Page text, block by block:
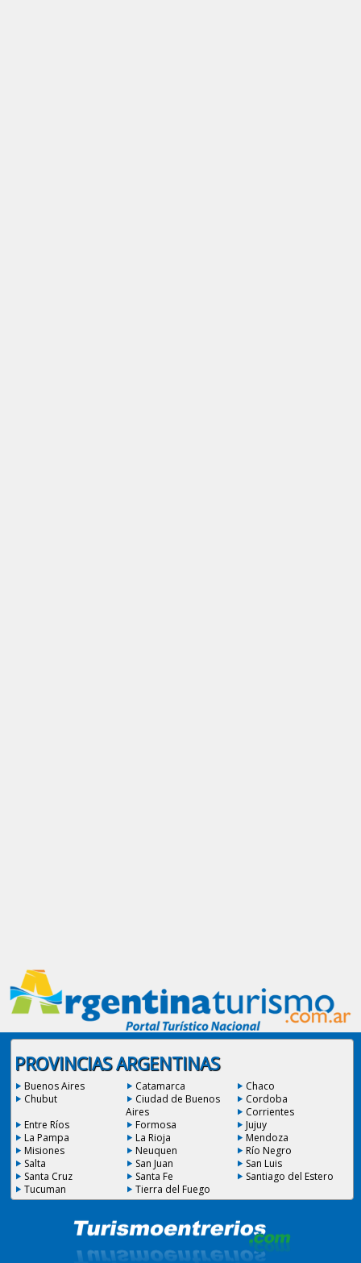
PROVINCIAS ARGENTINAS
Buenos Aires Catamarca
Chaco
Chubut
Ciudad de Buenos
Aires
Cordoba
Corrientes
Entre Ríos
Formosa
Jujuy
La Pampa
La Rioja
Mendoza
Misiones
Neuquen
Río Negro
Salta
San Juan
San Luis
Santa Cruz
Santa Fe
Santiago del Estero
Tucuman
Tierra del Fuego